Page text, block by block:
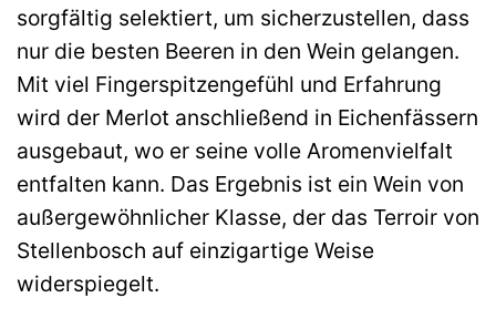
sorgfältig selektiert, um sicherzustellen, dass
nur die besten Beeren in den Wein gelangen.
Mit viel Fingerspitzengefühl und Erfahrung
wird der Merlot anschließend in Eichenfässern
ausgebaut, wo er seine volle Aromenvielfalt
entfalten kann. Das Ergebnis ist ein Wein von
außergewöhnlicher Klasse, der das Terroir von
Stellenbosch auf einzigartige Weise
widerspiegelt.